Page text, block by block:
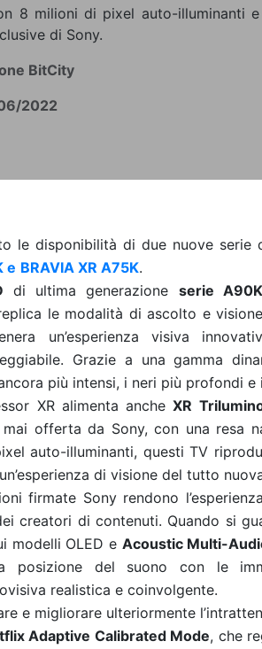
8 milioni di pixel auto-illuminanti
di Sony.
BitCity
2022
le disponibilità di due nuove serie
e BRAVIA XR A75K.
di ultima generazione serie
le modalità di ascolto e
un’esperienza visiva
Grazie a una gamma
più intensi, i neri più profondi
XR alimenta anche XR
offerta da Sony, con una resa
auto-illuminanti, questi TV
di visione del tutto
firmate Sony rendono
creatori di contenuti. Quando si
modelli OLED e Acoustic Multi-
posizione del suono con le
realistica e coinvolgente.
e migliorare ulteriormente
Adaptive Calibrated Mode, che